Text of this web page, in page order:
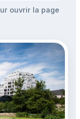
ouvrir la page